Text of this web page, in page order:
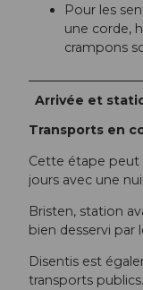
Pour les
une corde,
crampons
Arrivée et
Transports en
Cette étape peut
jours avec une
Bristen, station
bien desservi par
Disentis est
transports publics.